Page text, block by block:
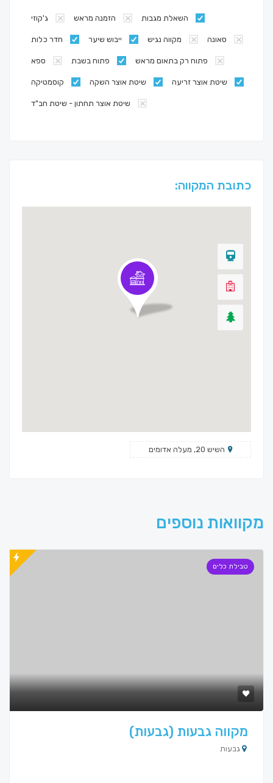
ג'קוזי הזמנה מראש השאלת מגבות
חדר כלות ייבוש שיער מקווה נגיש סאונה
ספא פתוח בשבת פתוח רק בתאום מראש
קוסמטיקה שיטת אוצר השקה שיטת אוצר זריעה
שיטת אוצר תחתון - שיטת חב"ד
כתובת המקווה:
השיש 20, מעלה אדומים
מקוואות נוספים
טבילת כלים
מקווה גבעות (גבעות)
גבעות